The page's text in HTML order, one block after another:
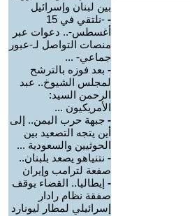
بين لبنان وإسرائيل
-
-نلتقي في 15
أغسطس-.. دعوات عبر
منصات التواصل لـ-عبور
جماعي- ...
- بعد فوزه بالترشح
لمجلس الشيوخ.. عبد
الرحمن السيد:
الأمريكيون ...
- جبهة حرب اليمن.. إلى
أين يتجه التصعيد بين
الحوثيين والسعودية ...
- نتنياهو يصعد بلبنان..
صفعة لترامب وإيران
- إيطاليا.. القضاء يوقف
صفقة نظام رادار
إسرائيلي لمطار ليونارد